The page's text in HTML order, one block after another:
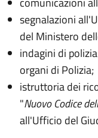
segnalazioni
del Ministero
indagini di
organi di Polizia;
istruttoria dei
"Nuovo Codice
all'Ufficio del